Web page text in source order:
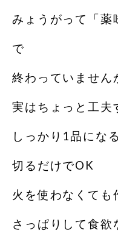
みょうがって「薬
で
終わっていません
実はちょっと工夫
しっかり1品にな
切るだけでOK
火を使わなくても
さっぱりして食欲